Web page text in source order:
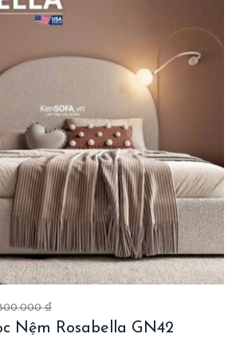
₫
Nệm Rosabella GN42